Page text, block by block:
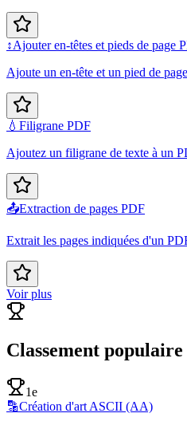
↕️Ajouter en-têtes et pieds de page
Ajoute un en-tête et un pied de
💧 Filigrane PDF
Ajoutez un filigrane de texte à un
📤Extraction de pages PDF
Extrait les pages indiquées d'un
Voir plus
Classement populaire
1e
🔡Création d'art ASCII (AA)